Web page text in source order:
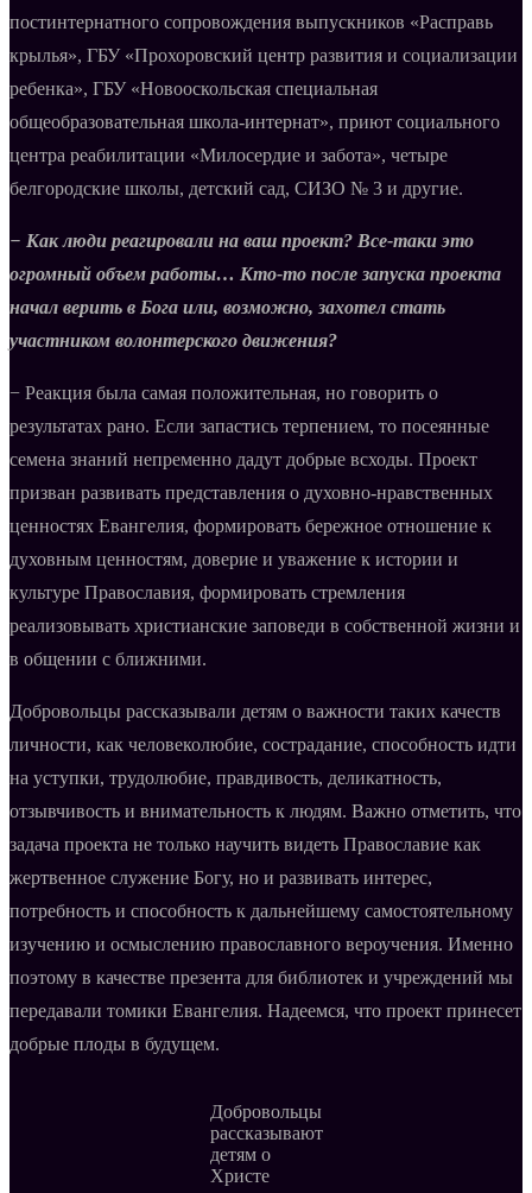
постинтернатного сопровождения выпускников «Расправь
крылья», ГБУ «Прохоровский центр развития и социализации
ребенка», ГБУ «Новооскольская специальная
общеобразовательная школа-интернат», приют социального
центра реабилитации «Милосердие и забота», четыре
белгородские школы, детский сад, СИЗО № 3 и другие.
− Как люди реагировали на ваш проект? Все-таки это
огромный объем работы… Кто-то после запуска проекта
начал верить в Бога или, возможно, захотел стать
участником волонтерского движения?
− Реакция была самая положительная, но говорить о
результатах рано. Если запастись терпением, то посеянные
семена знаний непременно дадут добрые всходы. Проект
призван развивать представления о духовно-нравственных
ценностях Евангелия, формировать бережное отношение к
духовным ценностям, доверие и уважение к истории и
культуре Православия, формировать стремления
реализовывать христианские заповеди в собственной жизни и
в общении с ближними.
Добровольцы рассказывали детям о важности таких качеств
личности, как человеколюбие, сострадание, способность идти
на уступки, трудолюбие, правдивость, деликатность,
отзывчивость и внимательность к людям. Важно отметить, что
задача проекта не только научить видеть Православие как
жертвенное служение Богу, но и развивать интерес,
потребность и способность к дальнейшему самостоятельному
изучению и осмыслению православного вероучения. Именно
поэтому в качестве презента для библиотек и учреждений мы
передавали томики Евангелия. Надеемся, что проект принесет
добрые плоды в будущем.
Добровольцы
рассказывают
детям о
Христе